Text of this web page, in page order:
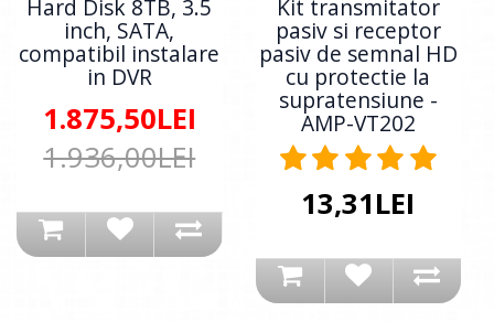
Hard Disk 8TB, 3.5
inch, SATA,
compatibil instalare
in DVR
1.875,50LEI
1.936,00LEI
Kit transmitator
pasiv si receptor
pasiv de semnal HD
cu protectie la
supratensiune -
AMP-VT202
13,31LEI